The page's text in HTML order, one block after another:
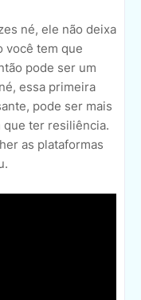
né, ele não deixa
você tem que
pode ser um
essa primeira
pode ser mais
que ter resiliência.
as plataformas